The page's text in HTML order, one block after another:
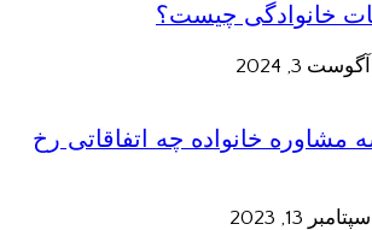
خانوادگی چیست؟
آگوست 3, 2024
مشاوره خانواده چه اتفاقاتی رخ
سپتامبر 13, 2023